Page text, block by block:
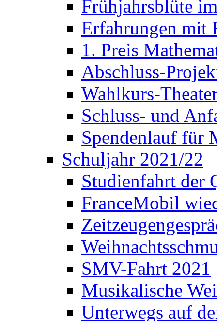
Frühjahrsblüte
Erfahrungen mit
1. Preis
Abschluss-
Wahlkurs-
Schluss- und
Spendenlauf für
Schuljahr 2021/22
Studienfahrt der
FranceMobil
SMV-Fahrt 2021
Musikalische
Unterwegs auf